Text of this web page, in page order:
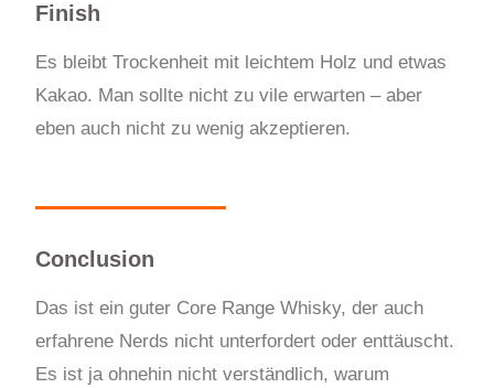
Finish
Es bleibt Trockenheit mit leichtem Holz und etwas
Kakao. Man sollte nicht zu vile erwarten – aber
eben auch nicht zu wenig akzeptieren.
Conclusion
Das ist ein guter Core Range Whisky, der auch
erfahrene Nerds nicht unterfordert oder enttäuscht.
Es ist ja ohnehin nicht verständlich, warum